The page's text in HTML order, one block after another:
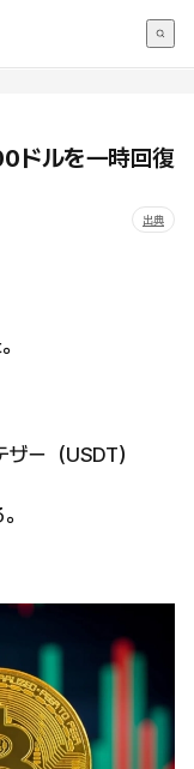
ドルを一時回復
出典
ー（USDT）